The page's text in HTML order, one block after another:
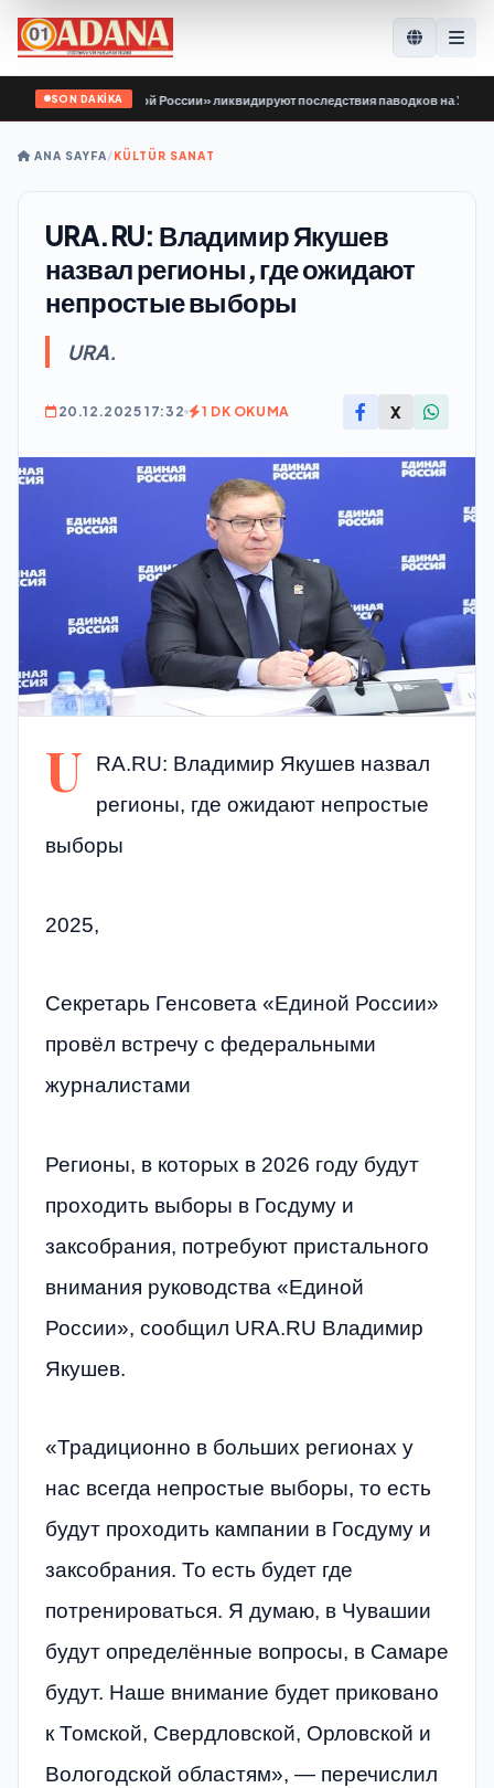
SON DAKİKA
Гвардии Единой России» ликвидируют последствия паводков на Урале и
ANA SAYFA/KÜLTÜR SANAT
URA.RU: Владимир Якушев
назвал регионы, где ожидают
непростые выборы
URA.
20.12.2025 17:32 1 DK OKUMA X
U
RA.RU: Владимир Якушев назвал
регионы, где ожидают непростые
выборы
2025,
Секретарь Генсовета «Единой России»
провёл встречу с федеральными
журналистами
Регионы, в которых в 2026 году будут
проходить выборы в Госдуму и
заксобрания, потребуют пристального
внимания руководства «Единой
России», сообщил URA.RU Владимир
Якушев.
«Традиционно в больших регионах у
нас всегда непростые выборы, то есть
будут проходить кампании в Госдуму и
заксобрания. То есть будет где
потренироваться. Я думаю, в Чувашии
будут определённые вопросы, в Самаре
будут. Наше внимание будет приковано
к Томской, Свердловской, Орловской и
Вологодской областям», — перечислил